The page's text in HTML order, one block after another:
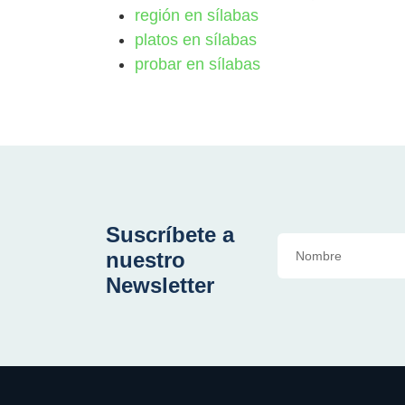
región en sílabas
platos en sílabas
probar en sílabas
Suscríbete a
nuestro
Newsletter